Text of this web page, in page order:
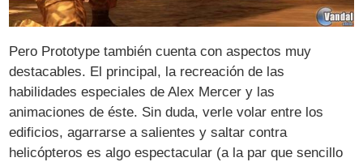
Pero Prototype también cuenta con aspectos muy
destacables. El principal, la recreación de las
habilidades especiales de Alex Mercer y las
animaciones de éste. Sin duda, verle volar entre los
edificios, agarrarse a salientes y saltar contra
helicópteros es algo espectacular (a la par que sencillo